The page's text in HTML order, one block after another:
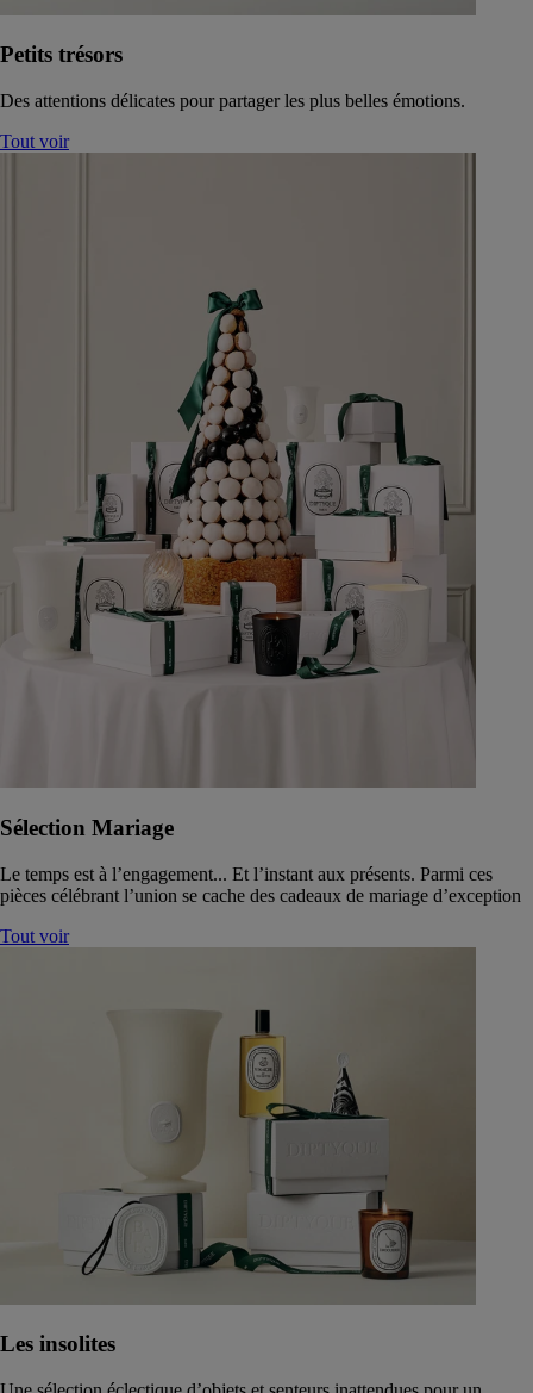
Petits trésors
Des attentions délicates pour partager les plus belles émotions.
Tout voir
Sélection Mariage
Le temps est à l’engagement... Et l’instant aux présents. Parmi ces
pièces célébrant l’union se cache des cadeaux de mariage d’exception
Tout voir
Les insolites